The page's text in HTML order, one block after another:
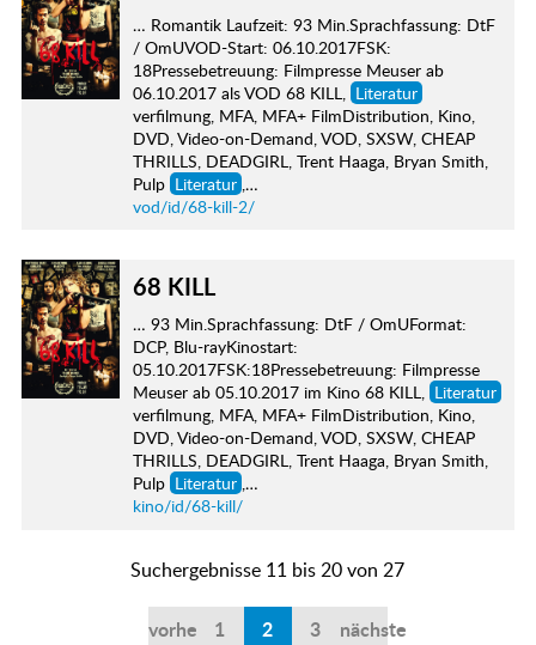
… Romantik Laufzeit: 93 Min.Sprachfassung: DtF
/ OmUVOD-Start: 06.10.2017FSK:
18Pressebetreuung: Filmpresse Meuser ab
06.10.2017 als VOD 68 KILL, Literatur
verfilmung, MFA, MFA+ FilmDistribution, Kino,
DVD, Video-on-Demand, VOD, SXSW, CHEAP
THRILLS, DEADGIRL, Trent Haaga, Bryan Smith,
Pulp Literatur ,…
vod/id/68-kill-2/
68 KILL
… 93 Min.Sprachfassung: DtF / OmUFormat:
DCP, Blu-rayKinostart:
05.10.2017FSK:18Pressebetreuung: Filmpresse
Meuser ab 05.10.2017 im Kino 68 KILL, Literatur
verfilmung, MFA, MFA+ FilmDistribution, Kino,
DVD, Video-on-Demand, VOD, SXSW, CHEAP
THRILLS, DEADGIRL, Trent Haaga, Bryan Smith,
Pulp Literatur ,…
kino/id/68-kill/
Suchergebnisse 11 bis 20 von 27
vorherige
1 2 3 nächste